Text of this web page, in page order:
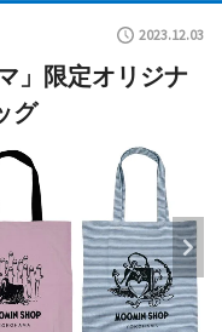
2023.12.03
」限定オリジナ
グ